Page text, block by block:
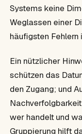
Systems keine
Weglassen einer
häufigsten Fehlern
Ein nützlicher
schützen das
den Zugang; und
wer handelt und
Gruppierung hilft